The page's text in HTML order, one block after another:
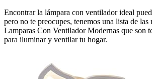
Encontrar la lámpara con ventilador ideal
pero no te preocupes, tenemos una lista de las
Lamparas Con Ventilador Modernas que son
para iluminar y ventilar tu hogar.